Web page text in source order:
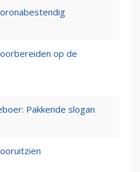
op de
Pakkende slogan